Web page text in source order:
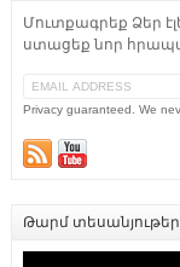
Մուտքագրեք Ձեր
ստացեք նոր
Privacy guaranteed. We
Թարմ տեսանյութեր